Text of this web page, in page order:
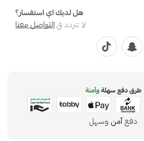
هل لديك اي استفسار؟
لا تتردد فيالتواصل معنا
طرق دفع سهلةوآمنة
دفعآمن وسهل